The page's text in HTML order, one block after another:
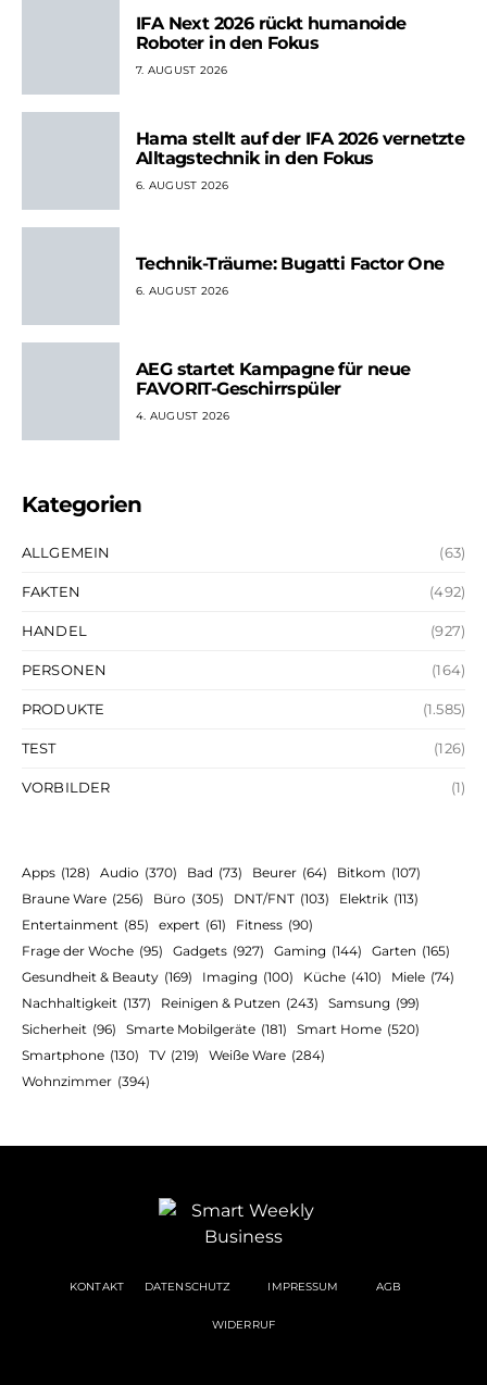
IFA Next 2026 rückt humanoide
Roboter in den Fokus
7. AUGUST 2026
Hama stellt auf der IFA 2026 vernetzte
Alltagstechnik in den Fokus
6. AUGUST 2026
Technik-Träume: Bugatti Factor One
6. AUGUST 2026
AEG startet Kampagne für neue
FAVORIT-Geschirrspüler
4. AUGUST 2026
Kategorien
ALLGEMEIN (63)
FAKTEN (492)
HANDEL (927)
PERSONEN (164)
PRODUKTE (1.585)
TEST (126)
VORBILDER (1)
Apps (128) Audio (370) Bad (73) Beurer (64) Bitkom (107)
Braune Ware (256) Büro (305) DNT/FNT (103) Elektrik (113)
Entertainment (85) expert (61) Fitness (90)
Frage der Woche (95) Gadgets (927) Gaming (144) Garten (165)
Gesundheit & Beauty (169) Imaging (100) Küche (410) Miele (74)
Nachhaltigkeit (137) Reinigen & Putzen (243) Samsung (99)
Sicherheit (96) Smarte Mobilgeräte (181) Smart Home (520)
Smartphone (130) TV (219) Weiße Ware (284)
Wohnzimmer (394)
KONTAKT DATENSCHUTZ IMPRESSUM AGB
WIDERRUF